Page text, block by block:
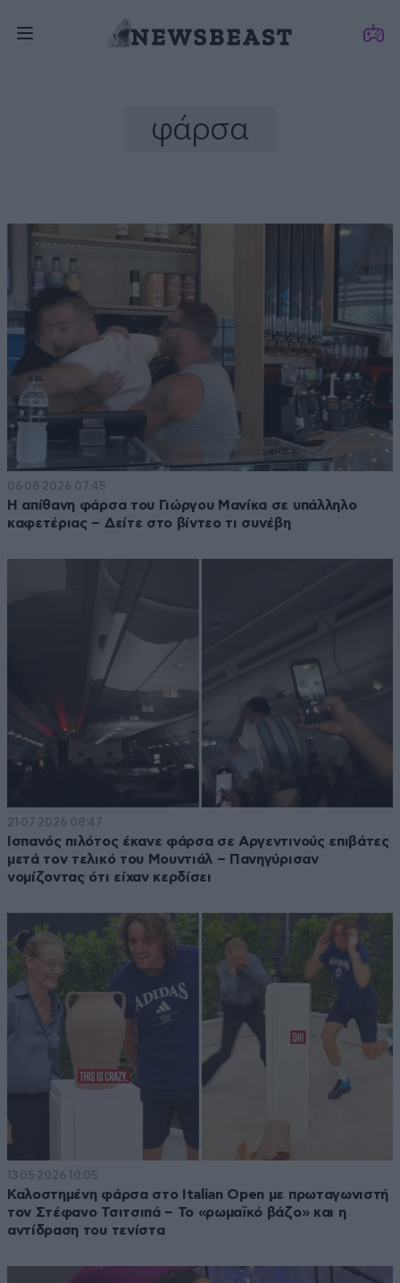
φάρσα
06·08·2026 07:45
Η απίθανη φάρσα του Γιώργου Μανίκα σε υπάλληλο
καφετέριας – Δείτε στο βίντεο τι συνέβη
21·07·2026 08:47
Ισπανός πιλότος έκανε φάρσα σε Αργεντινούς επιβάτες
μετά τον τελικό του Μουντιάλ – Πανηγύρισαν
νομίζοντας ότι είχαν κερδίσει
13·05·2026 10:05
Καλοστημένη φάρσα στο Italian Open με πρωταγωνιστή
τον Στέφανο Τσιτσιπά – Το «ρωμαϊκό βάζο» και η
αντίδραση του τενίστα